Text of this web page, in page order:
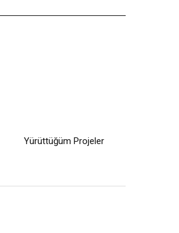
Yürüttüğüm Projeler